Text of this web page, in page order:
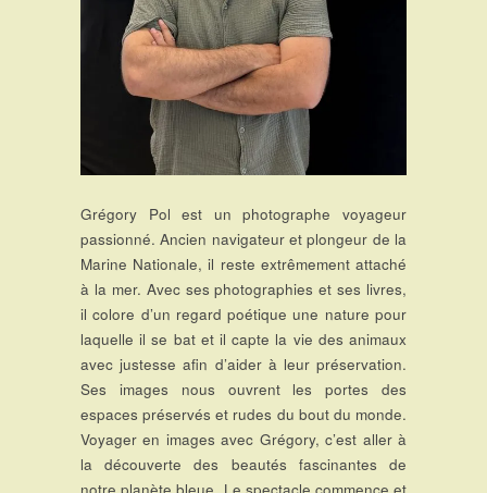
Grégory Pol est un photographe voyageur
passionné. Ancien navigateur et plongeur de la
Marine Nationale, il reste extrêmement attaché
à la mer. Avec ses photographies et ses livres,
il colore d’un regard poétique une nature pour
laquelle il se bat et il capte la vie des animaux
avec justesse afin d’aider à leur préservation.
Ses images nous ouvrent les portes des
espaces préservés et rudes du bout du monde.
Voyager en images avec Grégory, c’est aller à
la découverte des beautés fascinantes de
notre planète bleue. Le spectacle commence et